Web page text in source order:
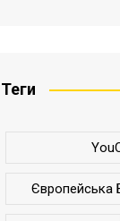
Теги
Європейська